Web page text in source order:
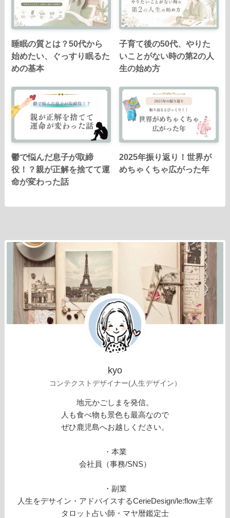
睡眠の質とは？50代から
始めたい、ぐっすり眠るた
めの基本
子育て後の50代、やりた
いことがない時の第2の人
生の始め方
鬱で悩んだ息子が取締
役！？親が正解を捨てて運
命が変わった話
2025年振り返り！世界が
めちゃくちゃ広がった年
kyo
コンテクストデザイナー(人生デザイン）
地元かごしまを発信。
人も食べ物も景色も最高なので
ぜひ鹿児島へお越しください。
・本業
会社員（事務/SNS）
・副業
人生をデサイン・アドバイスするCerieDesign/le:flow主宰
タロット占い師・マヤ暦鑑定士